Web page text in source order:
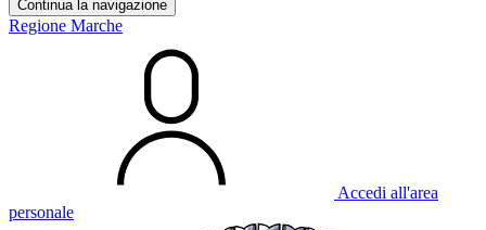
Continua la navigazione
Regione Marche
Accedi all'area
personale